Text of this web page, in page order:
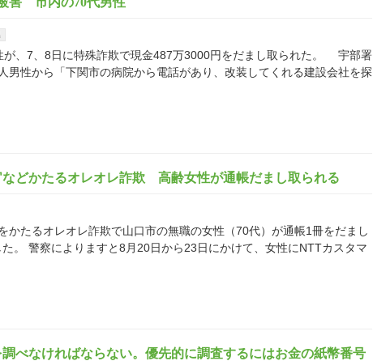
、7、8日に特殊詐欺で現金487万3000円をだまし取られた。 宇部署
男性から「下関市の病院から電話があり、改装してくれる建設会社を探
などかたるオレオレ詐欺 高齢女性が通帳だまし取られる
かたるオレオレ詐欺で山口市の無職の女性（70代）が通帳1冊をだまし
。 警察によりますと8月20日から23日にかけて、女性にNTTカスタマ
べなければならない。優先的に調査するにはお金の紙幣番号